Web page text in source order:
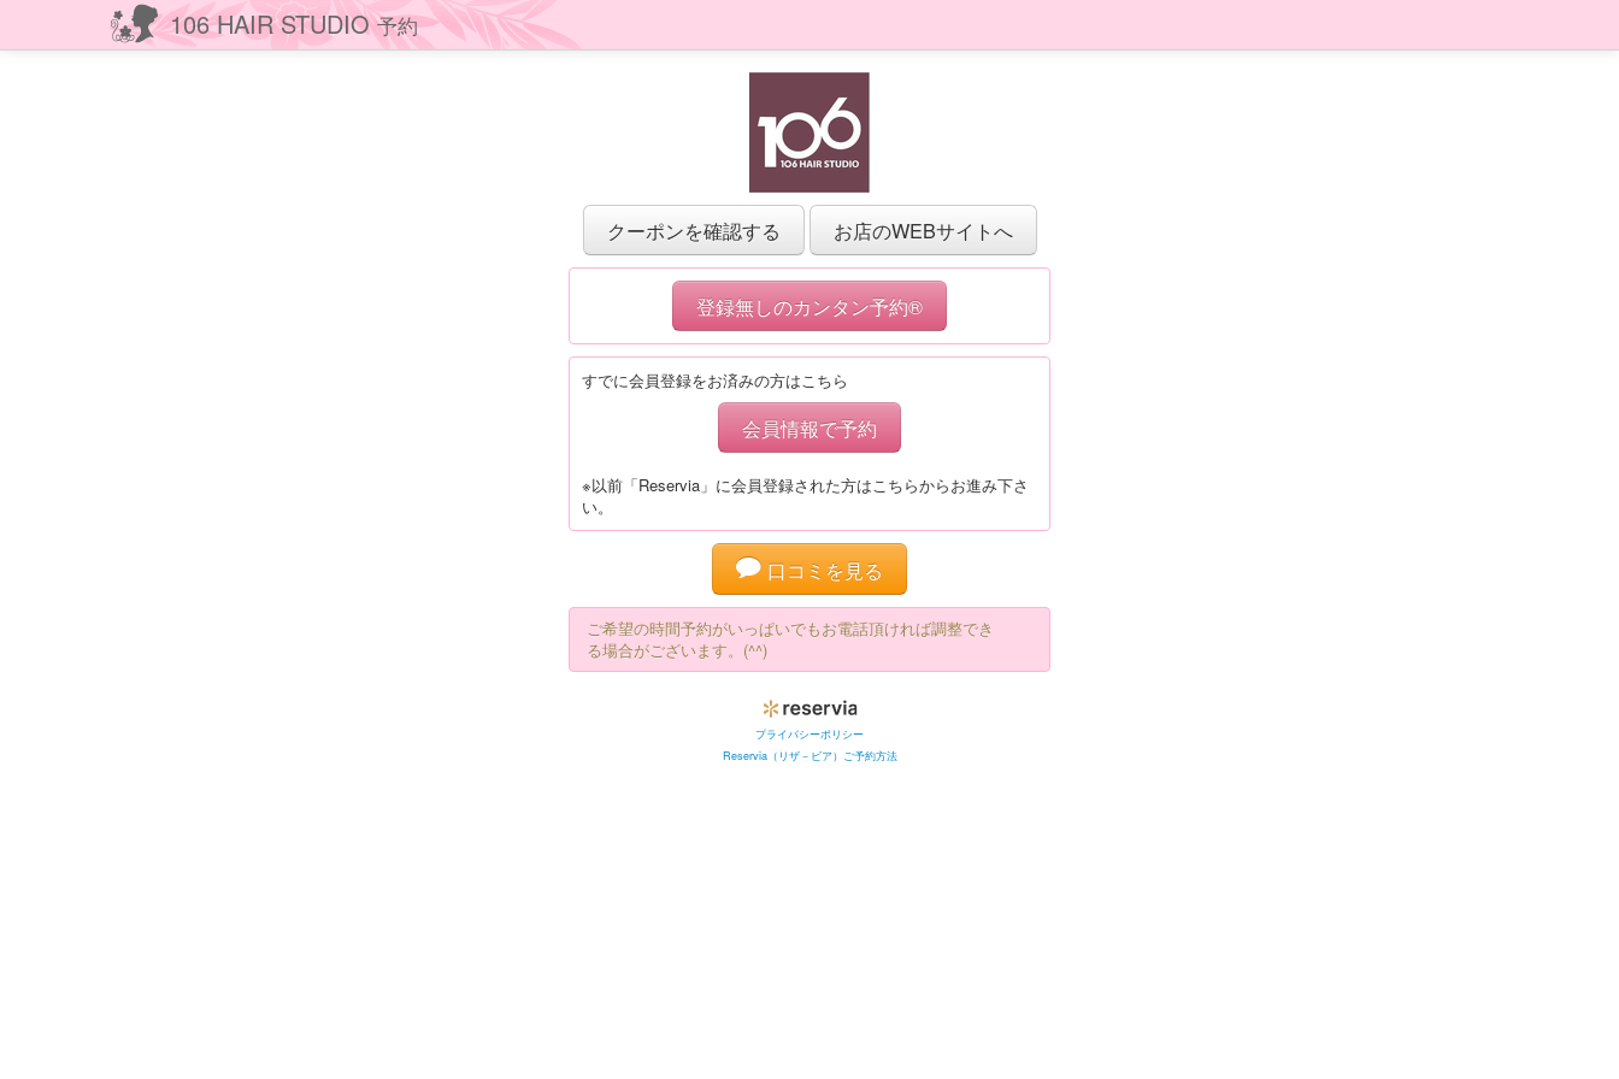
106 HAIR STUDIO予約
クーポンを確認する お店のWEBサイトへ
登録無しのカンタン予約®
すでに会員登録をお済みの方はこちら
会員情報で予約
※以前「Reservia」に会員登録された方はこちらからお進み下さ
い。
口コミを見る
ご希望の時間予約がいっぱいでもお電話頂ければ調整でき
る場合がございます。(^^)
プライバシーポリシー
Reservia（リザ－ビア）ご予約方法